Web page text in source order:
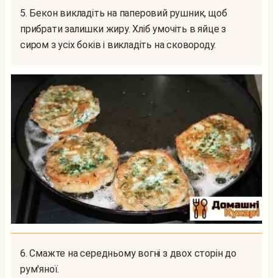
5. Бекон викладіть на паперовий рушник, щоб
прибрати залишки жиру. Хліб умочіть в яйце з
сиром з усіх боків і викладіть на сковороду.
6. Смажте на середньому вогні з двох сторін до
рум'яної.